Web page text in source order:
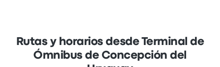
Rutas y horarios desde Terminal de
Ómnibus de Concepción del